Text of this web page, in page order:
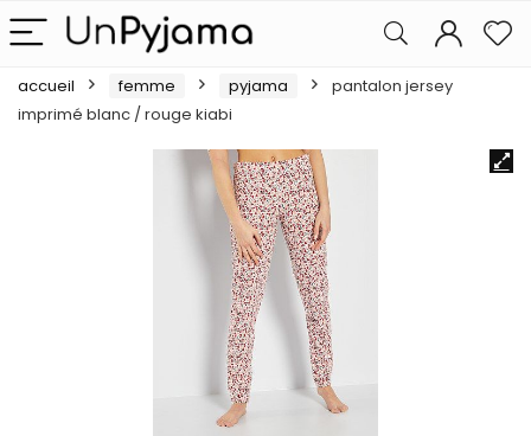
accueil femme pyjama
pantalon jersey
imprimé blanc / rouge kiabi